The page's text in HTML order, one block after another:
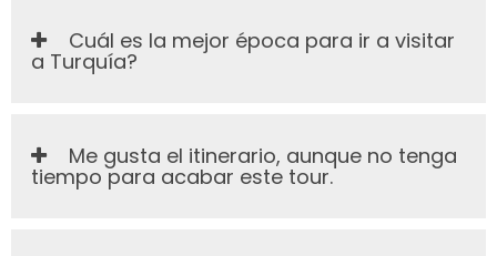
Cuál es la mejor época para ir a visitar
a Turquía?
Me gusta el itinerario, aunque no tenga
tiempo para acabar este tour.